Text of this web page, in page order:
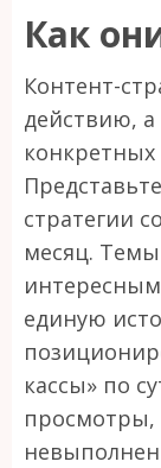
Как
Контент-
действию, а
стратегии
месяц.
единую
кассы» по
просмотры,